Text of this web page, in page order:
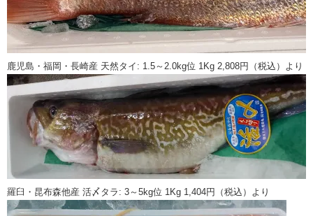
鹿児島・福岡・長崎産 天然タイ: 1.5～2.0kg位 1Kg 2,808円（税込）より
羅臼・昆布森他産 活〆タラ: 3～5kg位 1Kg 1,404円（税込）より